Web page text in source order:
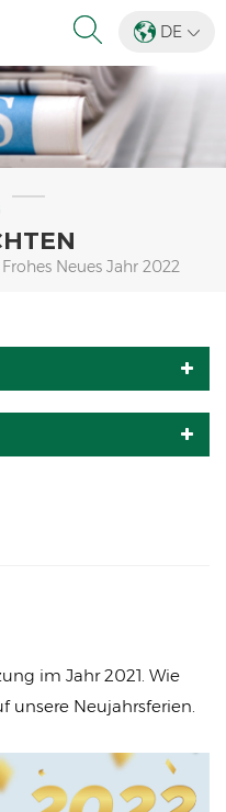
DE
Frohes Neues Jahr 2022
im Jahr 2021. Wie
unsere Neujahrsferien.